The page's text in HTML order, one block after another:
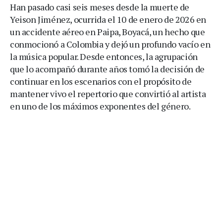
Han pasado casi seis meses desde la muerte de
Yeison Jiménez, ocurrida el 10 de enero de 2026 en
un accidente aéreo en Paipa, Boyacá, un hecho que
conmocionó a Colombia y dejó un profundo vacío en
la música popular. Desde entonces, la agrupación
que lo acompañó durante años tomó la decisión de
continuar en los escenarios con el propósito de
mantener vivo el repertorio que convirtió al artista
en uno de los máximos exponentes del género.